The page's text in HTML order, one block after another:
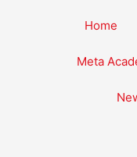
Home
Meta